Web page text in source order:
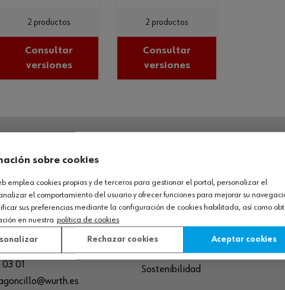
2 productos
Consultar
versiones
2 productos
Consultar
versiones
LOGÍSTICO / MUSEO
S.A
Cameros, pcls. 86-88
El (Agoncillo)
España
01
Empresa
Museo
Compliance
Calidad
Sostenibilidad
sobre cookies
emplea cookies propias y de terceros para gestionar el portal, personalizar el
el comportamiento del usuario y ofrecer funciones para mejorar su
sus preferencias mediante la configuración de cookies habilitada, así como
en nuestra política de cookies
Rechazar cookies Aceptar cookies